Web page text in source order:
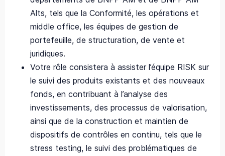
Alts, tels que la Conformité, les opérations et
middle office, les équipes de gestion de
portefeuille, de structuration, de vente et
juridiques.
Votre rôle consistera à assister l’équipe RISK sur
le suivi des produits existants et des nouveaux
fonds, en contribuant à l’analyse des
investissements, des processus de valorisation,
ainsi que de la construction et maintien de
dispositifs de contrôles en continu, tels que le
stress testing, le suivi des problématiques de